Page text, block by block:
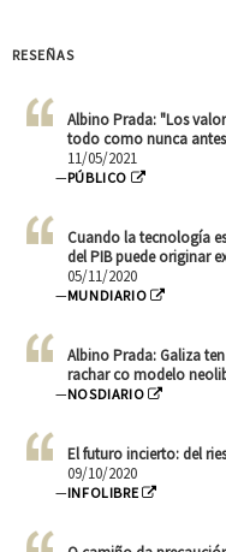
RESEÑAS
Albino Prada: "Los
todo como nunca
11/05/2021
—PÚBLICO
Cuando la tecnología
del PIB puede originar
05/11/2020
—MUNDIARIO
Albino Prada: Galiza
rachar co modelo
—NOSDIARIO
El futuro incierto: del
09/10/2020
—INFOLIBRE